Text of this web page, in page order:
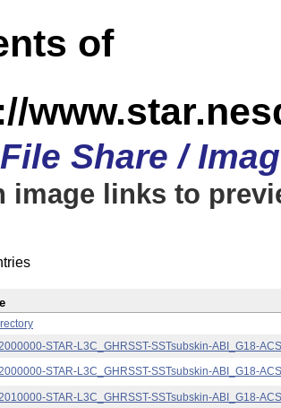
of
Share /
image links to
STAR-L3C_GHRSST-SSTsubskin-ABI_G18-
STAR-L3C_GHRSST-SSTsubskin-ABI_G18-
STAR-L3C_GHRSST-SSTsubskin-ABI_G18-